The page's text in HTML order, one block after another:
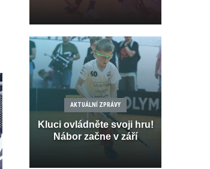
AKTUÁLNÍ ZPRÁVY
Kluci ovládněte svoji hru!
Nábor začne v září